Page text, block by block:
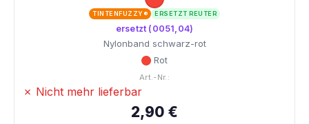
TINTENFUZZY® ERSETZT REUTER
ersetzt (0051,04)
Nylonband schwarz-rot
Rot
Art.-Nr.:
✗ Nicht mehr lieferbar
2,90 €